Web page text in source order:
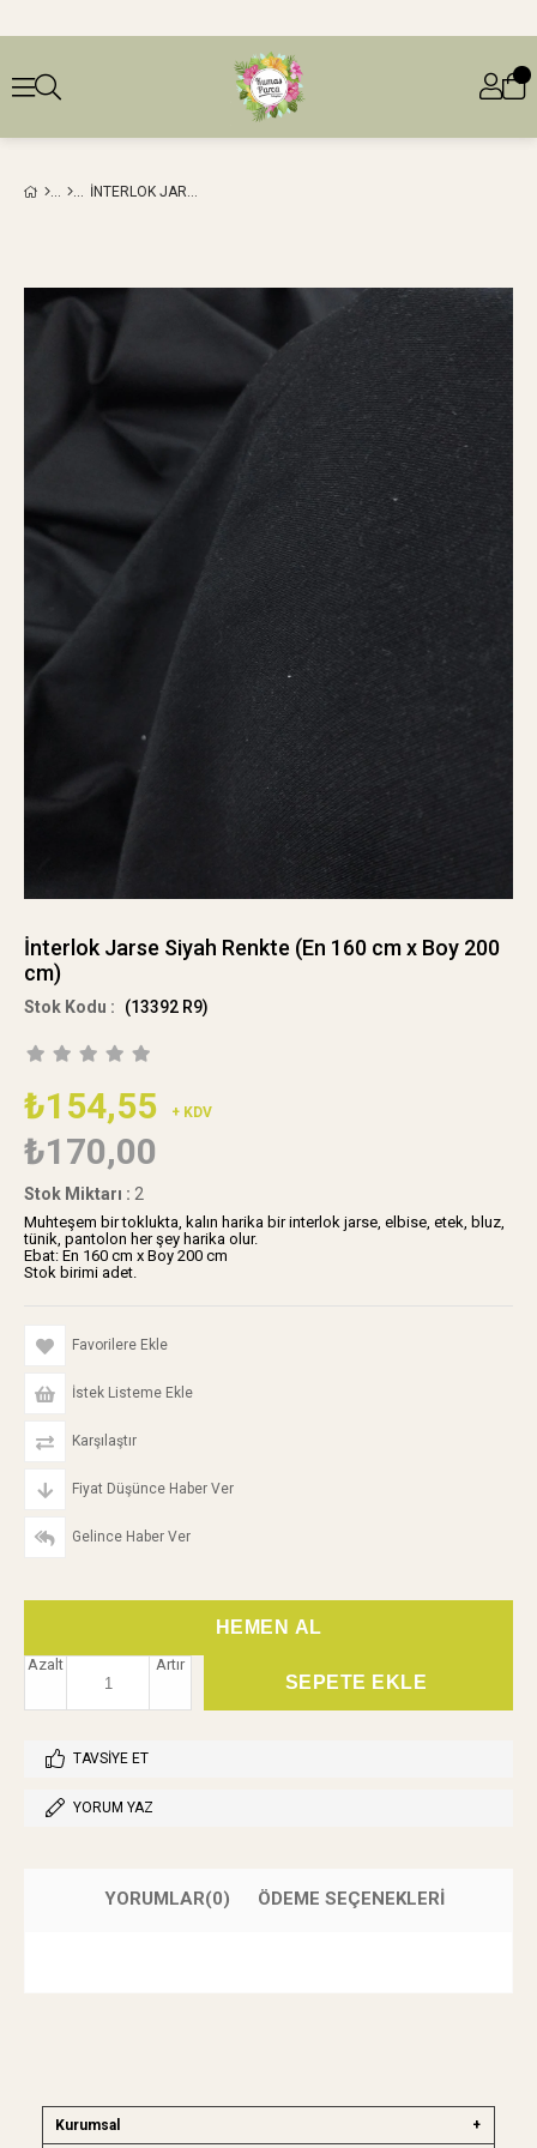
İNTERLOK JARSE SIYAH RENKTE (EN 160 CM X BOY 200 CM)
İnterlok Jarse Siyah Renkte (En 160 cm x Boy 200
cm)
(13392 R9)
₺154,55 + KDV
₺170,00
Stok Miktarı : 2
Muhteşem bir toklukta, kalın harika bir interlok jarse, elbise, etek, bluz,
tünik, pantolon her şey harika olur.
Ebat: En 160 cm x Boy 200 cm
Stok birimi adet.
Favorilere Ekle
İstek Listeme Ekle
Karşılaştır
Fiyat Düşünce Haber Ver
Gelince Haber Ver
Artır
Azalt
TAVSIYE ET
YORUM YAZ
YORUMLAR(0) ÖDEME SEÇENEKLERI
Kurumsal